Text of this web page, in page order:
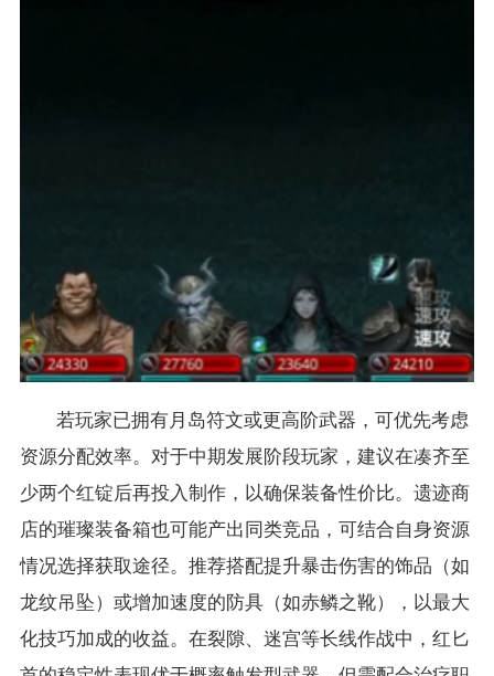
若玩家已拥有月岛符文或更高阶武器，可优先考虑
资源分配效率。对于中期发展阶段玩家，建议在凑齐至
少两个红锭后再投入制作，以确保装备性价比。遗迹商
店的璀璨装备箱也可能产出同类竞品，可结合自身资源
情况选择获取途径。推荐搭配提升暴击伤害的饰品（如
龙纹吊坠）或增加速度的防具（如赤鳞之靴），以最大
化技巧加成的收益。在裂隙、迷宫等长线作战中，红匕